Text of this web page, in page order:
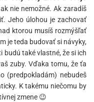
nie nemožné. Ak zaradíš
Jeho úlohou je zachovať
ktorou musíš rozmýšľať
je teda budovať si návyky,
také vlastné, že si ich
zuby. Vďaka tomu, že ťa
(predpokladám) nebudeš
K takému niečomu by
zmene 😉